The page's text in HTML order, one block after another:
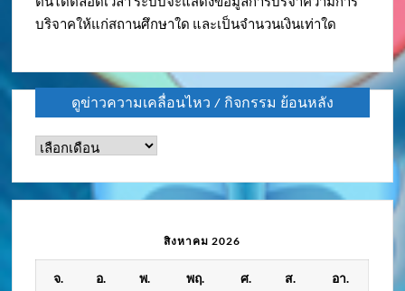
บริจาคให้แก่สถานศึกษาใด และเป็นจำนวนเงินเท่าใด
ดูข่าวความเคลื่อนไหว / กิจกรรม ย้อนหลัง
ดู
กิจกรรม
ย้อน
สิงหาคม 2026
จ. อ. พ. พฤ. ศ. ส. อา.